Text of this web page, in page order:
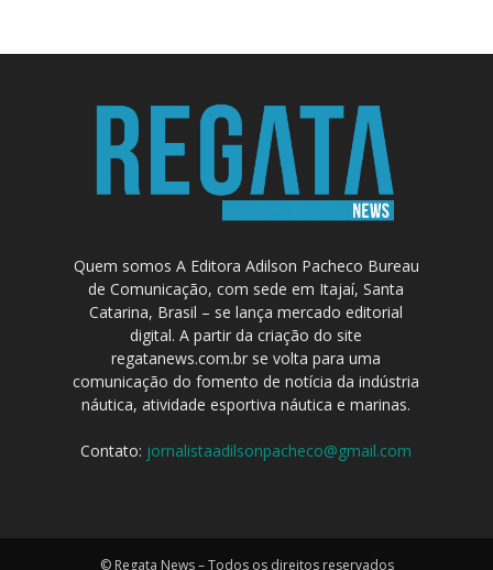
Quem somos A Editora Adilson Pacheco Bureau
de Comunicação, com sede em Itajaí, Santa
Catarina, Brasil – se lança mercado editorial
digital. A partir da criação do site
regatanews.com.br se volta para uma
comunicação do fomento de notícia da indústria
náutica, atividade esportiva náutica e marinas.
Contato: jornalistaadilsonpacheco@gmail.com
© Regata News – Todos os direitos reservados